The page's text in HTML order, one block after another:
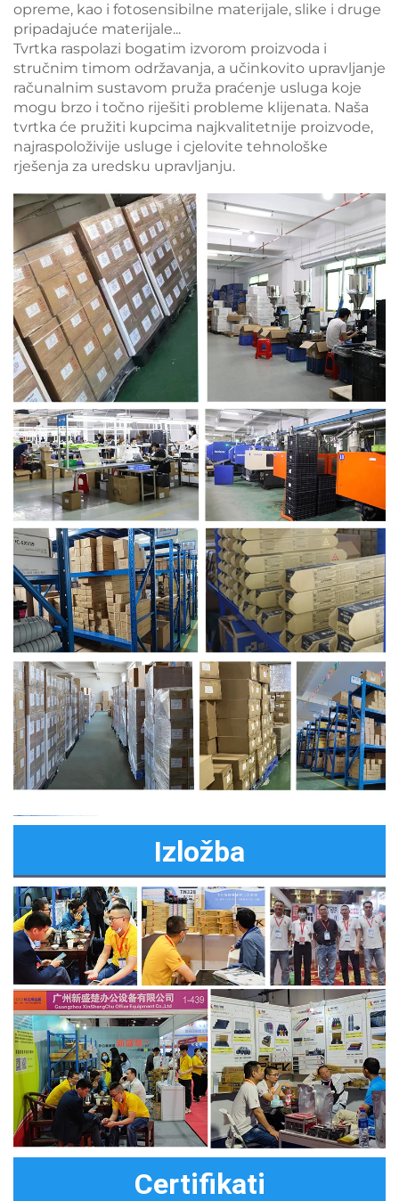
opreme, kao i fotosensibilne materijale, slike i druge
pripadajuće materijale...
Tvrtka raspolazi bogatim izvorom proizvoda i
stručnim timom održavanja, a učinkovito upravljanje
računalnim sustavom pruža praćenje usluga koje
mogu brzo i točno riješiti probleme klijenata. Naša
tvrtka će pružiti kupcima najkvalitetnije proizvode,
najraspoloživije usluge i cjelovite tehnološke
rješenja za uredsku upravljanju.
Izložba
Certifikati